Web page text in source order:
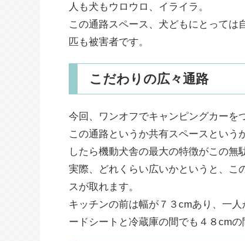
人も犬もウロウロ、イライラ。
この通路スペース、犬どもにとっては
匹も被害者です。
こだわりの広々通路
今回、ワンオフでキャンピングカーを
この通路というか共有スペースとい
したら機動犬舎の最大の特徴がこの無
実際、どれくらい広いかというと、こ
スが取れます。
キッチンの前は幅が７３cmあり、一
ードシートと冷蔵庫の間でも４８cm